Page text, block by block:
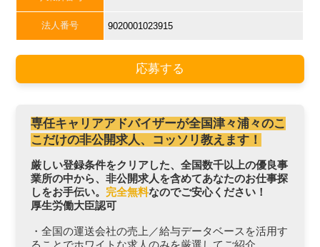
法人番号 9020001023915
応募する
専任キャリアアドバイザーが全国津々浦々のこ
こだけの非公開求人、コッソリ教えます！
厳しい登録条件をクリアした、全国数千以上の優良事
業所の中から、非公開求人を含めてあなたのお仕事探
しをお手伝い。 完全無料なのでご安心ください！
厚生労働大臣認可
・全国の運送会社の売上／給与データベースを活用す
ることでホワイトな求人のみを厳選してご紹介